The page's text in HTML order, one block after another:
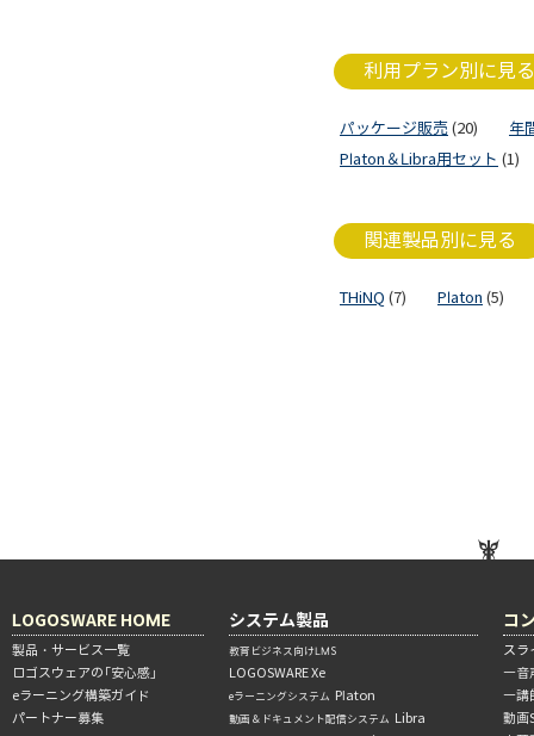
利用プラン別に見る
パッケージ販売 (20)
年
Platon＆Libra用セット (1)
関連製品別に見る
THiNQ (7) Platon (5)
LOGOSWARE HOME
製品・サービス一覧
ロゴスウェアの「安心感」
eラーニング構築ガイド
パートナー募集
システム製品
教育ビジネス向けLMS
LOGOSWARE Xe
eラーニングシステム Platon
動画＆ドキュメント配信システム Libra
コ
ス
―音
―講
動画